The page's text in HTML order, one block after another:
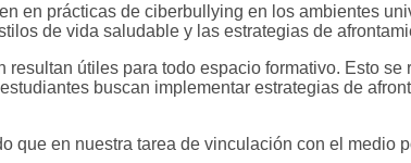
en prácticas de ciberbullying en los ambientes
de vida saludable y las estrategias de
útiles para todo espacio formativo. Esto se
buscan implementar estrategias de
en nuestra tarea de vinculación con el medio